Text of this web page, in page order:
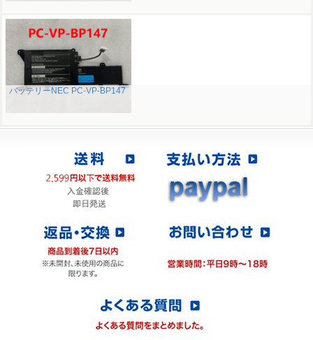
バッテリーNEC PC-VP-BP147